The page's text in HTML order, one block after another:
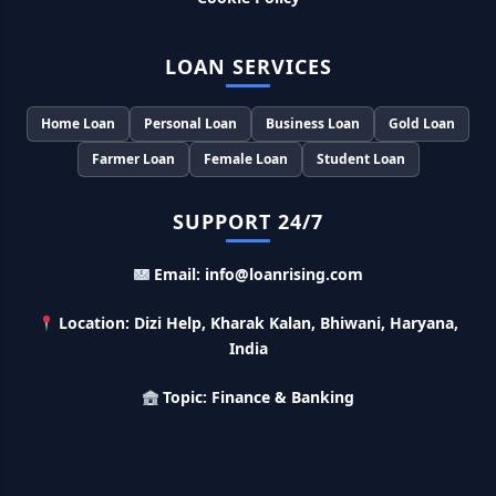
PM Matru Vandana Yojana: गर्भवती महिलाओं को इस सरकारी स्कीम
का लोन, लगता है सबसे कम ब्याज
LIC Kanyadan Policy Online Apply: LIC की इस स्कीम में जमा
50 लाख तक का लोन, गांव वालो को 25% सब्सिडी
Pradhan Mantri Awas Loan Scheme: इस सरकारी स्कीम से घर
LOAN SERVICES
Home Loan Personal Loan Business Loan
Gold Loan
Farmer Loan
Female Loan Student Loan
SUPPORT 24/7
Email: info@loanrising.com
Location: Dizi Help, Kharak Kalan, Bhiwani, Haryana,
India
Topic: Finance & Banking